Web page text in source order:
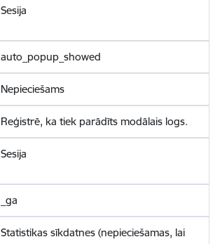
Sesija
auto_popup_showed
Nepieciešams
Reģistrē, ka tiek parādīts modālais logs.
Sesija
_ga
Statistikas sīkdatnes (nepieciešamas, lai